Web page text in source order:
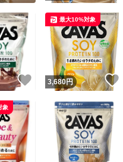
いいね！
3,680円
最大10%対象
象